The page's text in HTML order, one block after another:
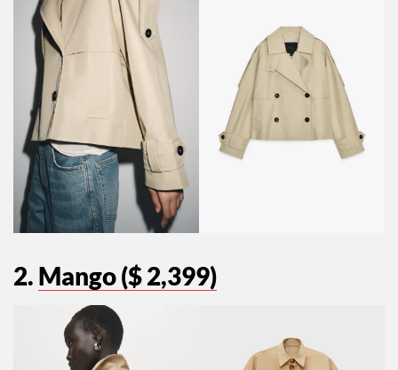
2. Mango ($ 2,399)